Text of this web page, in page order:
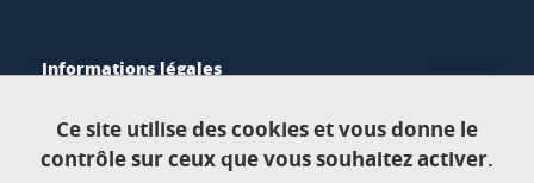
Informations légales
Données personnelles
Ce site utilise des cookies et vous donne le
contrôle sur ceux que vous souhaitez activer.